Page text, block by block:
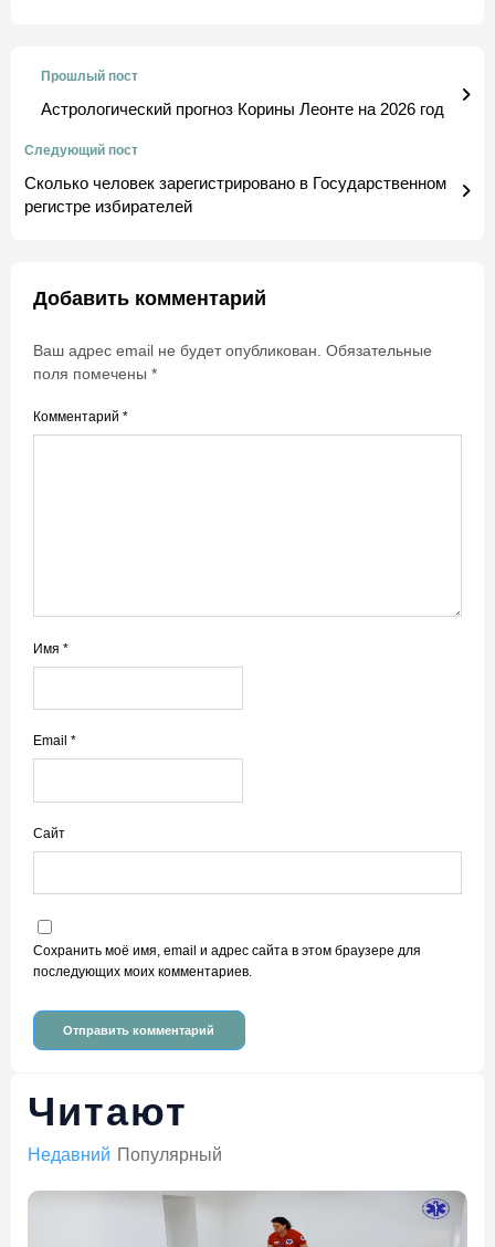
Прошлый пост
Астрологический прогноз Корины Леонте на 2026 год
Следующий пост
Сколько человек зарегистрировано в Государственном
регистре избирателей
Добавить комментарий
Ваш адрес email не будет опубликован. Обязательные
поля помечены *
Комментарий *
Имя *
Email *
Сайт
Сохранить моё имя, email и адрес сайта в этом браузере для
последующих моих комментариев.
Читают
Недавний Популярный